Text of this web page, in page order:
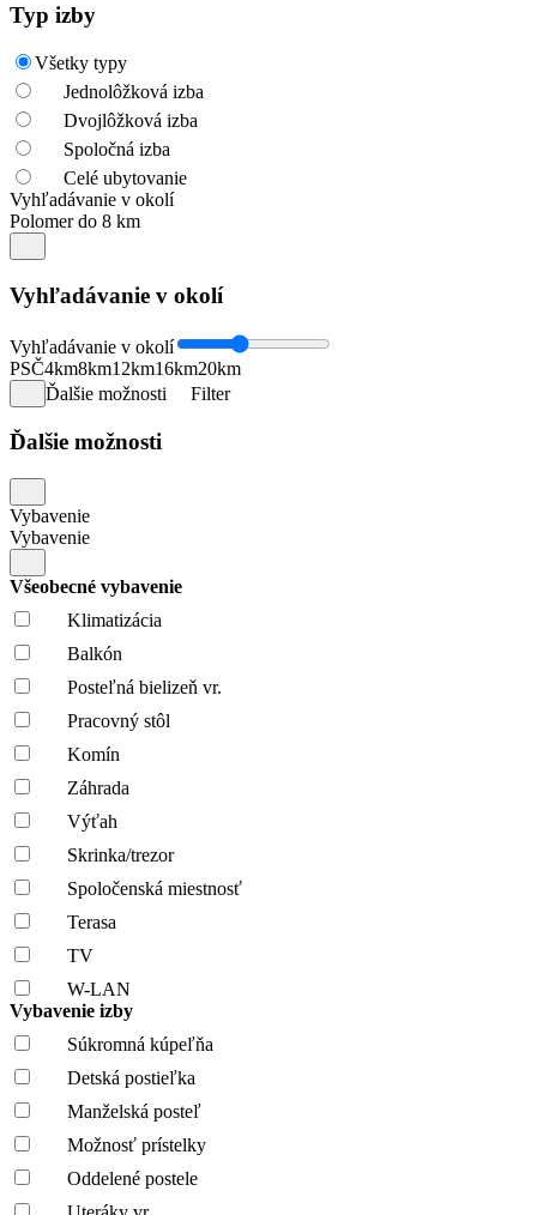
Typ izby
Všetky typy
Jednolôžková izba
Dvojlôžková izba
Spoločná izba
Celé ubytovanie
Vyhľadávanie v okolí
Polomer do 8 km
Vyhľadávanie v okolí
Vyhľadávanie v okolí
PSČ4km8km12km16km20km
Ďalšie možnosti
Filter
Ďalšie možnosti
Vybavenie
Vybavenie
Všeobecné vybavenie
Klimatizácia
Balkón
Posteľná bielizeň vr.
Pracovný stôl
Komín
Záhrada
Výťah
Skrinka/trezor
Spoločenská miestnosť
Terasa
TV
W-LAN
Vybavenie izby
Súkromná kúpeľňa
Detská postieľka
Manželská posteľ
Možnosť prístelky
Oddelené postele